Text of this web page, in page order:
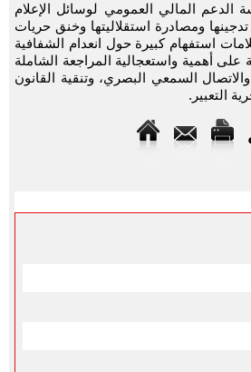
الدعم المالي العمومي لوسائل الإعلام
ومصادرة استقلاليتها وخنق حريات
استفهام كبيرة حول انعدام الشفافية
على أهمية واستعجالية المراجعة الشاملة
السمعي البصري، وتنقية القانون
التعبير.